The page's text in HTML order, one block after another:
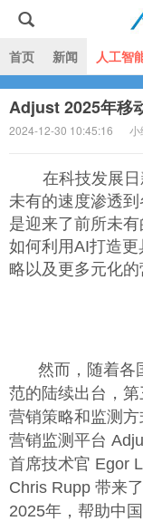
人工智
首页 新闻 人工智
Adjust 2025年移
2024-12-30 10:45:16 小
在科技发展
未有的速度渗透
是迎来了前所未
如何利用AI打造
略以及更多元化的
然而，随着各
范的陆续出台，
营销策略和监测
营销监测平台
首席技术官 Egor
Chris Rupp 带来
2025年，帮助中